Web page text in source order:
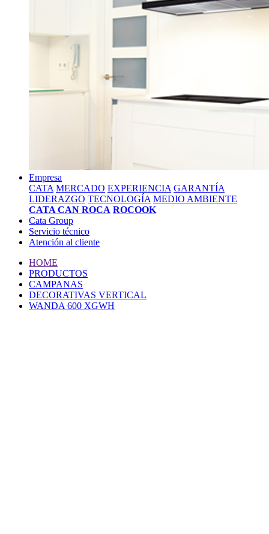
Empresa
CATA MERCADO EXPERIENCIA GARANTÍA
LIDERAZGO TECNOLOGÍA MEDIO AMBIENTE
CATA CAN ROCA ROCOOK
Cata Group
Servicio técnico
Atención al cliente
HOME
PRODUCTOS
CAMPANAS
DECORATIVAS VERTICAL
WANDA 600 XGWH